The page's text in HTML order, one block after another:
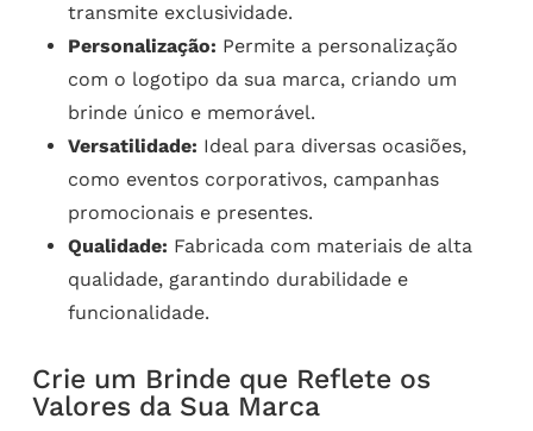
transmite exclusividade.
Personalização: Permite a personalização
com o logotipo da sua marca, criando um
brinde único e memorável.
Versatilidade: Ideal para diversas ocasiões,
como eventos corporativos, campanhas
promocionais e presentes.
Qualidade: Fabricada com materiais de alta
qualidade, garantindo durabilidade e
funcionalidade.
Crie um Brinde que Reflete os
Valores da Sua Marca